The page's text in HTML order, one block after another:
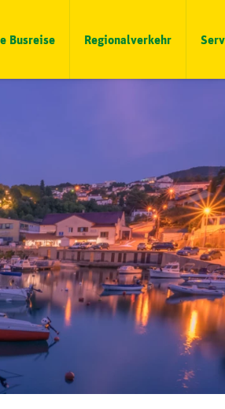
Busreise Regionalverkehr